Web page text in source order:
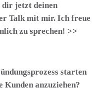
dir jetzt deinen
Talkmit mir. Ich freue
zu sprechen! >>
starten
Kunden anzuziehen?